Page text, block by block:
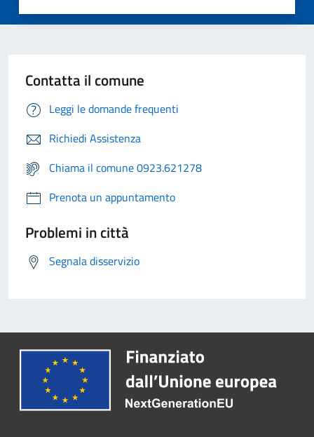
Contatta il comune
Leggi le domande frequenti
Richiedi Assistenza
Chiama il comune 0923.621278
Prenota un appuntamento
Problemi in città
Segnala disservizio